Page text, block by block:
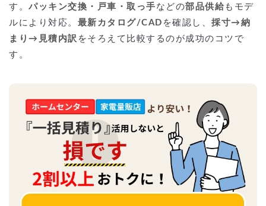
す。 パッキン交換・戸車・取っ手 などの部品供給 もモデ
ルにより対応。 最新カタログ/CAD を確認し、 採寸→納
まり→見積内訳 をそろえて比較するのが成功のコツで
す。